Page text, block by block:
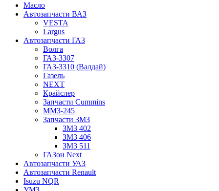
Масло
Автозапчасти ВАЗ
VESTA
Largus
Автозапчасти ГАЗ
Волга
ГАЗ-3307
ГАЗ-3310 (Валдай)
Газель
NEXT
Крайслер
Запчасти Cummins
ММЗ-245
Запчасти ЗМЗ
ЗМЗ 402
ЗМЗ 406
ЗМЗ 511
ГАЗон Next
Автозапчасти УАЗ
Автозапчасти Renault
Isuzu NQR